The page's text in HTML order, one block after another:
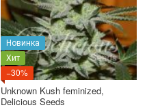
Новинка
Хит
−30%
Unknown Kush feminized,
Delicious Seeds